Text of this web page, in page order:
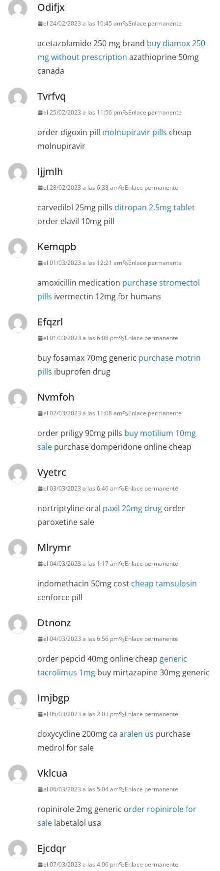
Odifjx
el 24/02/2023 a las 10:45 am Enlace permanente
acetazolamide 250 mg brand buy diamox 250
mg without prescription azathioprine 50mg
canada
Tvrfvq
el 25/02/2023 a las 11:56 pm Enlace permanente
order digoxin pill molnupiravir pills cheap
molnupiravir
Ijjmlh
el 28/02/2023 a las 6:38 am Enlace permanente
carvedilol 25mg pills ditropan 2.5mg tablet
order elavil 10mg pill
Kemqpb
el 01/03/2023 a las 12:21 am Enlace permanente
amoxicillin medication purchase stromectol
pills ivermectin 12mg for humans
Efqzrl
el 01/03/2023 a las 6:08 pm Enlace permanente
buy fosamax 70mg generic purchase motrin
pills ibuprofen drug
Nvmfoh
el 02/03/2023 a las 11:08 am Enlace permanente
order priligy 90mg pills buy motilium 10mg
sale purchase domperidone online cheap
Vyetrc
el 03/03/2023 a las 6:46 am Enlace permanente
nortriptyline oral paxil 20mg drug order
paroxetine sale
Mlrymr
el 04/03/2023 a las 1:17 am Enlace permanente
indomethacin 50mg cost cheap tamsulosin
cenforce pill
Dtnonz
el 04/03/2023 a las 6:56 pm Enlace permanente
order pepcid 40mg online cheap generic
tacrolimus 1mg buy mirtazapine 30mg generic
Imjbgp
el 05/03/2023 a las 2:03 pm Enlace permanente
doxycycline 200mg ca aralen us purchase
medrol for sale
Vklcua
el 06/03/2023 a las 5:04 am Enlace permanente
ropinirole 2mg generic order ropinirole for
sale labetalol usa
Ejcdqr
el 07/03/2023 a las 4:06 pm Enlace permanente